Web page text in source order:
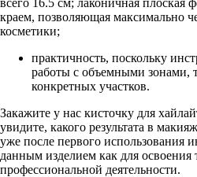
краем, позволяющая максимально
косметики;
практичность, поскольку
работы с объемными зонами,
конкретных участков.
Закажите у нас кисточку для
увидите, какого результата в
уже после первого использования
данным изделием как для
профессиональной деятельности.